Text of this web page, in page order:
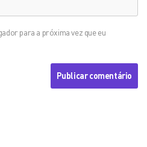
para a próxima vez que eu